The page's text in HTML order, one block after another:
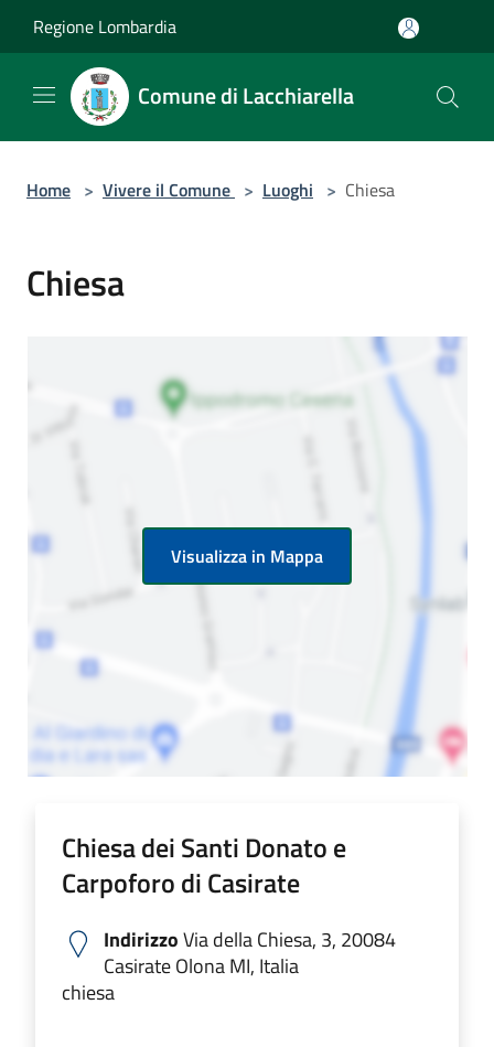
Regione Lombardia
Comune di Lacchiarella
Home > Vivere il Comune > Luoghi > Chiesa
Chiesa
Visualizza in Mappa
Chiesa dei Santi Donato e
Carpoforo di Casirate
IndirizzoVia della Chiesa, 3, 20084
Casirate Olona MI, Italia
chiesa